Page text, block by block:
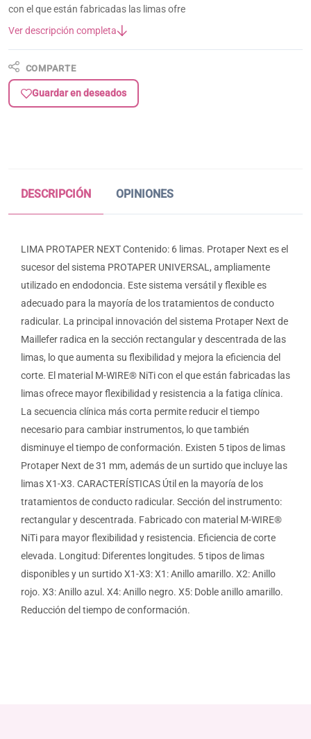
con el que están fabricadas las limas ofre
Ver descripción completa
COMPARTE
Guardar en deseados
DESCRIPCIÓN OPINIONES
LIMA PROTAPER NEXT Contenido: 6 limas. Protaper Next es el
sucesor del sistema PROTAPER UNIVERSAL, ampliamente
utilizado en endodoncia. Este sistema versátil y flexible es
adecuado para la mayoría de los tratamientos de conducto
radicular. La principal innovación del sistema Protaper Next de
Maillefer radica en la sección rectangular y descentrada de las
limas, lo que aumenta su flexibilidad y mejora la eficiencia del
corte. El material M-WIRE® NiTi con el que están fabricadas las
limas ofrece mayor flexibilidad y resistencia a la fatiga clínica.
La secuencia clínica más corta permite reducir el tiempo
necesario para cambiar instrumentos, lo que también
disminuye el tiempo de conformación. Existen 5 tipos de limas
Protaper Next de 31 mm, además de un surtido que incluye las
limas X1-X3. CARACTERÍSTICAS Útil en la mayoría de los
tratamientos de conducto radicular. Sección del instrumento:
rectangular y descentrada. Fabricado con material M-WIRE®
NiTi para mayor flexibilidad y resistencia. Eficiencia de corte
elevada. Longitud: Diferentes longitudes. 5 tipos de limas
disponibles y un surtido X1-X3: X1: Anillo amarillo. X2: Anillo
rojo. X3: Anillo azul. X4: Anillo negro. X5: Doble anillo amarillo.
Reducción del tiempo de conformación.